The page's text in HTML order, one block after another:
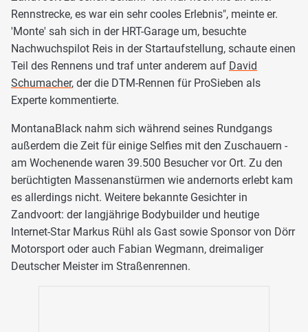
Rennstrecke, es war ein sehr cooles Erlebnis", meinte er.
'Monte' sah sich in der HRT-Garage um, besuchte
Nachwuchspilot Reis in der Startaufstellung, schaute einen
Teil des Rennens und traf unter anderem auf David
Schumacher, der die DTM-Rennen für ProSieben als
Experte kommentierte.
MontanaBlack nahm sich während seines Rundgangs
außerdem die Zeit für einige Selfies mit den Zuschauern -
am Wochenende waren 39.500 Besucher vor Ort. Zu den
berüchtigten Massenanstürmen wie andernorts erlebt kam
es allerdings nicht. Weitere bekannte Gesichter in
Zandvoort: der langjährige Bodybuilder und heutige
Internet-Star Markus Rühl als Gast sowie Sponsor von Dörr
Motorsport oder auch Fabian Wegmann, dreimaliger
Deutscher Meister im Straßenrennen.